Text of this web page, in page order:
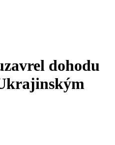
dohodu